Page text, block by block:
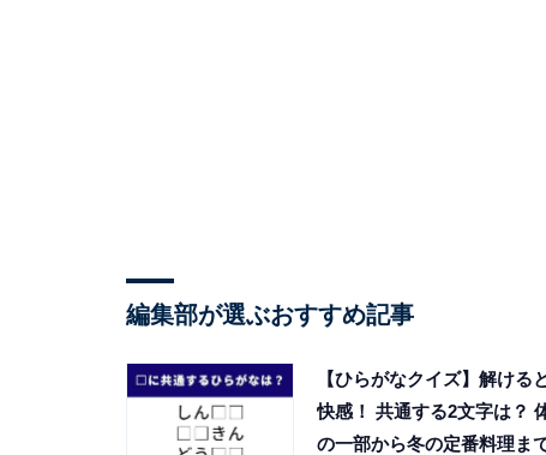
編集部が選ぶおすすめ記事
【ひらがなクイズ】解ける
快感！ 共通する2文字は？
の一部から冬の定番料理ま